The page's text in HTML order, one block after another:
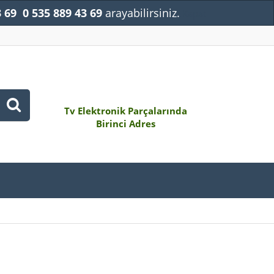
Tv Elektronik Parçalarında
Birinci Adres
69 0 535 889 43 69 arayabilirsiniz.